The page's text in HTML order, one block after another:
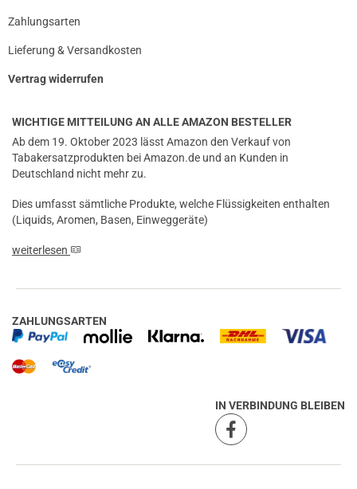
Zahlungsarten
Lieferung & Versandkosten
Vertrag widerrufen
WICHTIGE MITTEILUNG AN ALLE AMAZON BESTELLER
Ab dem 19. Oktober 2023 lässt Amazon den Verkauf von
Tabakersatzprodukten bei Amazon.de und an Kunden in
Deutschland nicht mehr zu.
Dies umfasst sämtliche Produkte, welche Flüssigkeiten enthalten
(Liquids, Aromen, Basen, Einweggeräte)
weiterlesen
ZAHLUNGSARTEN
IN VERBINDUNG BLEIBEN